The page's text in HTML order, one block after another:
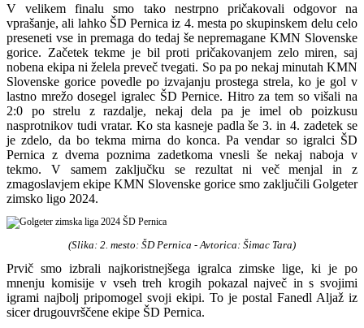
V velikem finalu smo tako nestrpno pričakovali odgovor na
vprašanje, ali lahko ŠD Pernica iz 4. mesta po skupinskem delu celo
preseneti vse in premaga do tedaj še nepremagane KMN Slovenske
gorice. Začetek tekme je bil proti pričakovanjem zelo miren, saj
nobena ekipa ni želela preveč tvegati. So pa po nekaj minutah KMN
Slovenske gorice povedle po izvajanju prostega strela, ko je gol v
lastno mrežo dosegel igralec ŠD Pernice. Hitro za tem so višali na
2:0 po strelu z razdalje, nekaj dela pa je imel ob poizkusu
nasprotnikov tudi vratar. Ko sta kasneje padla še 3. in 4. zadetek se
je zdelo, da bo tekma mirna do konca. Pa vendar so igralci ŠD
Pernica z dvema poznima zadetkoma vnesli še nekaj naboja v
tekmo. V samem zaključku se rezultat ni več menjal in z
zmagoslavjem ekipe KMN Slovenske gorice smo zaključili Golgeter
zimsko ligo 2024.
(Slika: 2. mesto: ŠD Pernica - Avtorica: Šimac Tara)
Prvič smo izbrali najkoristnejšega igralca zimske lige, ki je po
mnenju komisije v vseh treh krogih pokazal največ in s svojimi
igrami najbolj pripomogel svoji ekipi. To je postal Fanedl Aljaž iz
sicer drugouvrščene ekipe ŠD Pernica.